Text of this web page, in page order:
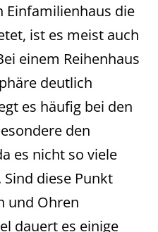
Einfamilienhaus die
ist es meist auch
einem Reihenhaus
deutlich
es häufig bei den
den
es nicht so viele
diese Punkt
und Ohren
dauert es einige